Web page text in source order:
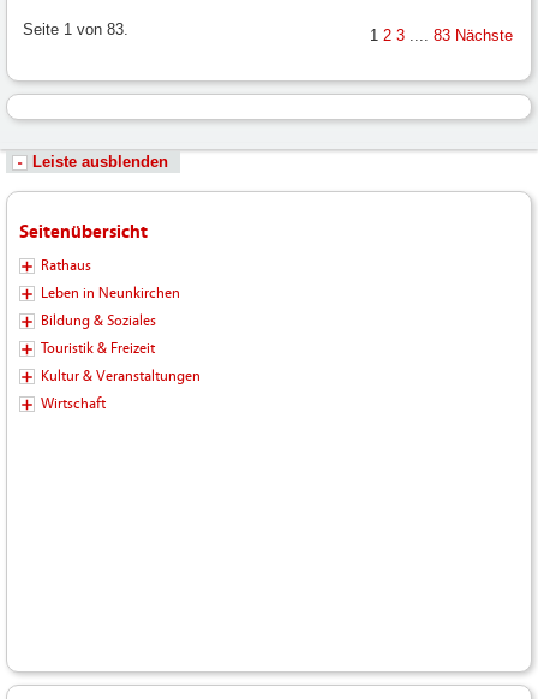
Seite 1 von 83. 1 2 3 83 Nächste
Leiste ausblenden
Seitenübersicht
Rathaus
Leben in Neunkirchen
Bildung & Soziales
Touristik & Freizeit
Kultur & Veranstaltungen
Wirtschaft